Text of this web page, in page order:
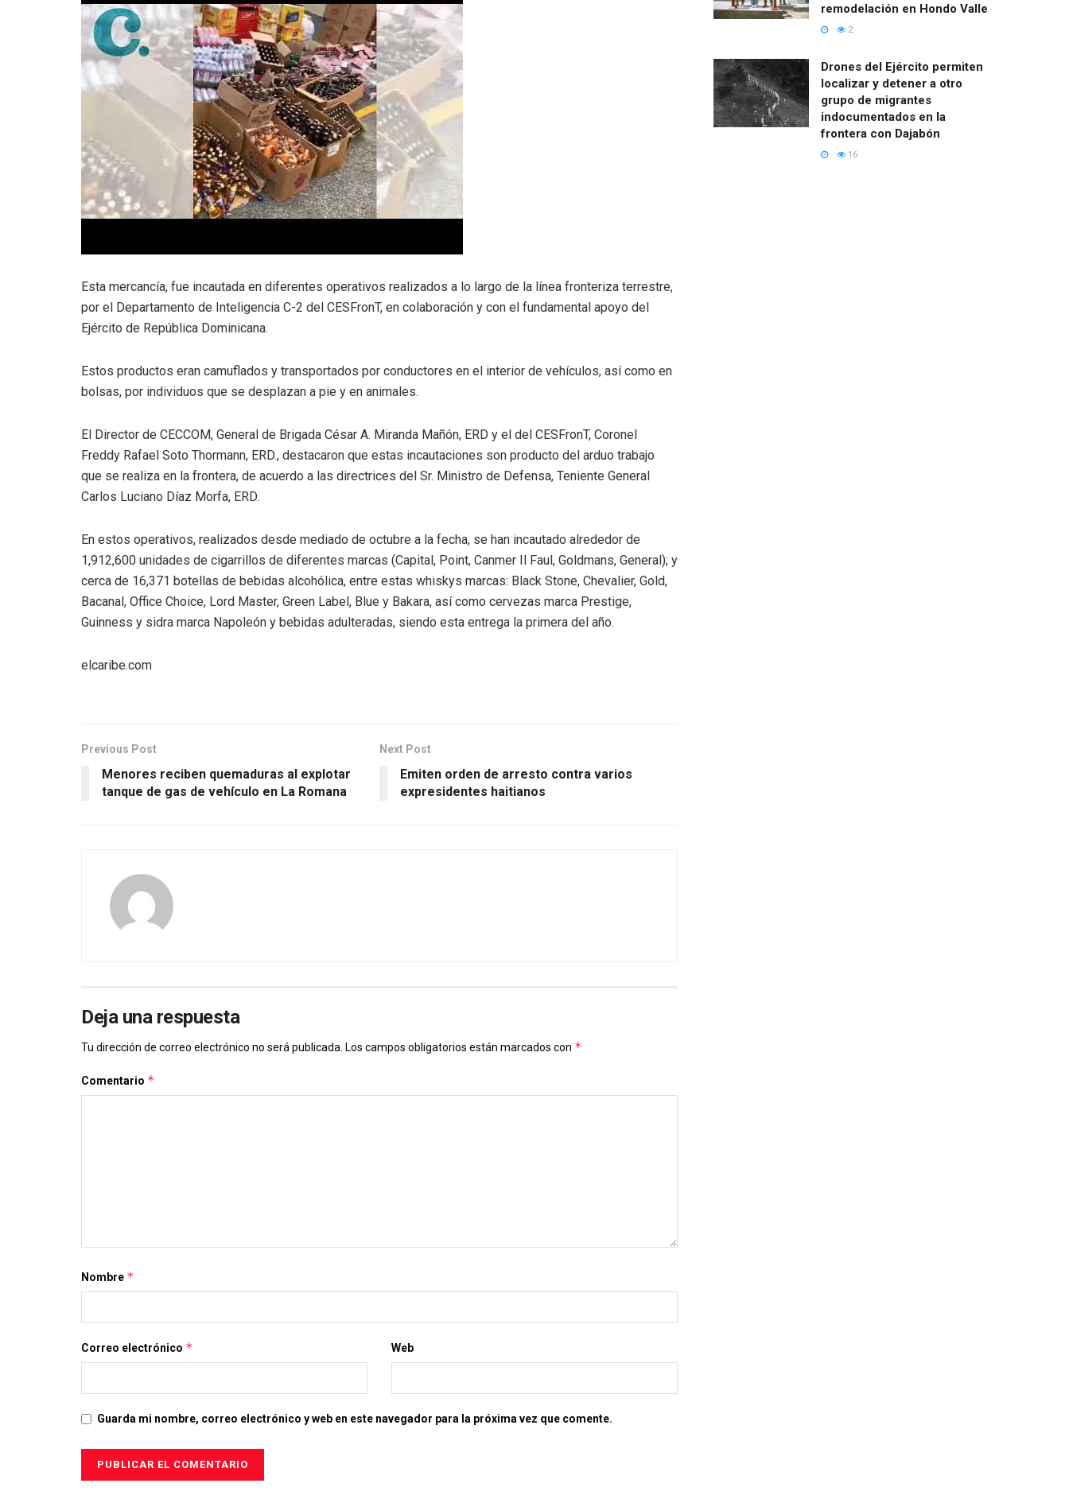
Esta mercancía, fue incautada en diferentes operativos realizados a lo largo de la línea fronteriza terrestre,
por el Departamento de Inteligencia C-2 del CESFronT, en colaboración y con el fundamental apoyo del
Ejército de República Dominicana.
Estos productos eran camuflados y transportados por conductores en el interior de vehículos, así como en
bolsas, por individuos que se desplazan a pie y en animales.
El Director de CECCOM, General de Brigada César A. Miranda Mañón, ERD y el del CESFronT, Coronel
Freddy Rafael Soto Thormann, ERD., destacaron que estas incautaciones son producto del arduo trabajo
que se realiza en la frontera, de acuerdo a las directrices del Sr. Ministro de Defensa, Teniente General
Carlos Luciano Díaz Morfa, ERD.
En estos operativos, realizados desde mediado de octubre a la fecha, se han incautado alrededor de
1,912,600 unidades de cigarrillos de diferentes marcas (Capital, Point, Canmer Il Faul, Goldmans, General); y
cerca de 16,371 botellas de bebidas alcohólica, entre estas whiskys marcas: Black Stone, Chevalier, Gold,
Bacanal, Office Choice, Lord Master, Green Label, Blue y Bakara, así como cervezas marca Prestige,
Guinness y sidra marca Napoleón y bebidas adulteradas, siendo esta entrega la primera del año.
elcaribe.com
Previous Post
Menores reciben quemaduras al explotar
tanque de gas de vehículo en La Romana
Next Post
Emiten orden de arresto contra varios
expresidentes haitianos
Deja una respuesta
Tu dirección de correo electrónico no será publicada. Los campos obligatorios están marcados con *
Comentario *
Nombre *
Correo electrónico * Web
Guarda mi nombre, correo electrónico y web en este navegador para la próxima vez que comente.
remodelación en Hondo Valle
2
Drones del Ejército permiten
localizar y detener a otro
grupo de migrantes
indocumentados en la
frontera con Dajabón
16